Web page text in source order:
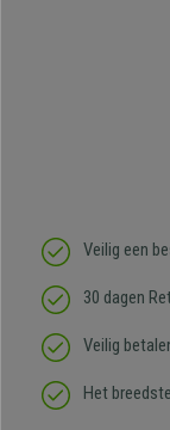
Veilig een
30 dagen
Veilig
Het